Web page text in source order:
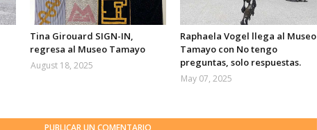
Tina Girouard SIGN-IN,
regresa al Museo Tamayo
August 18, 2025
Raphaela Vogel llega al Museo
Tamayo con No tengo
preguntas, solo respuestas.
May 07, 2025
PUBLICAR UN COMENTARIO